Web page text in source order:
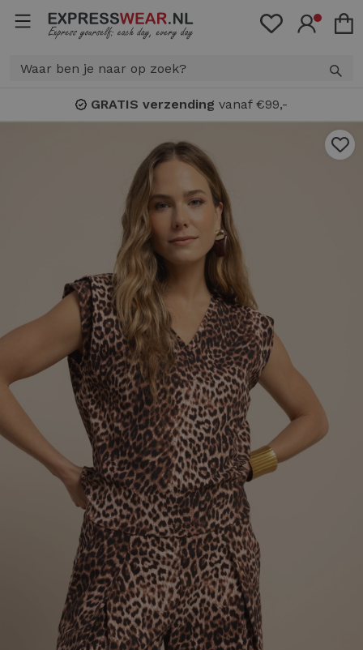
GRATIS verzendingvanaf €99,-